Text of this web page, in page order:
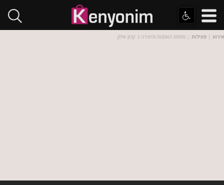
אירוע | פעילות :: מתחם האמנות והיצירה ב קניון אילון